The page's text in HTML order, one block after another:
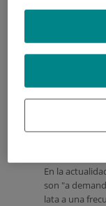
En la
son "a
lata a una